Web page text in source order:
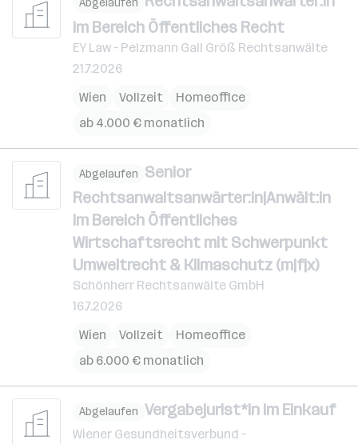
Abgelaufen
im Bereich Öffentliches Recht
EY Law – Pelzmann Gall Größ Rechtsanwälte
21.7.2026
Wien
Vollzeit
Homeoffice
ab 4.000 € monatlich
Abgelaufen Senior
Rechtsanwaltsanwärter:in|Anwält:in
im Bereich Öffentliches
Wirtschaftsrecht mit Schwerpunkt
Umweltrecht & Klimaschutz (m|f|x)
Schönherr Rechtsanwälte GmbH
16.7.2026
Wien
Vollzeit
Homeoffice
ab 6.000 € monatlich
Abgelaufen Vergabejurist*in im Einkauf
Wiener Gesundheitsverbund –